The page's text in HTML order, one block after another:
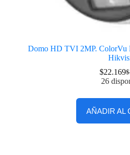
Domo HD TVI 2MP. ColorVu
$
$22.169
26
AÑADIR AL